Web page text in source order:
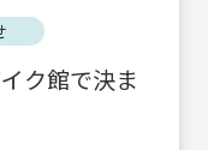
ク館で決ま